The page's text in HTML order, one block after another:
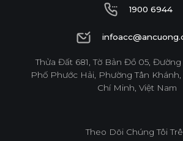
1900 6944
1900 6944
Thửa Đất 681, Tờ Bản Đồ 05, Đường
Phố Phước Hải, Phường Tân
Chí Minh, Việt Nam
Theo Dõi Chúng Tôi